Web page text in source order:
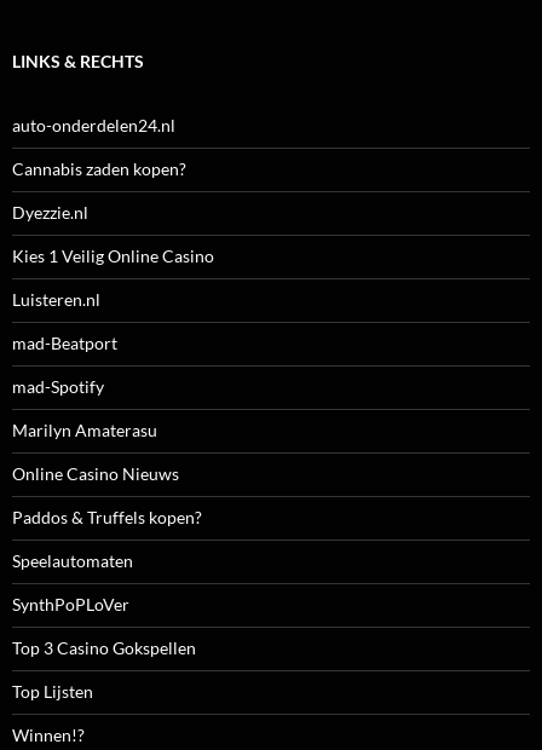
LINKS & RECHTS
auto-onderdelen24.nl
Cannabis zaden kopen?
Dyezzie.nl
Kies 1 Veilig Online Casino
Luisteren.nl
mad-Beatport
mad-Spotify
Marilyn Amaterasu
Online Casino Nieuws
Paddos & Truffels kopen?
Speelautomaten
SynthPoPLoVer
Top 3 Casino Gokspellen
Top Lijsten
Winnen!?